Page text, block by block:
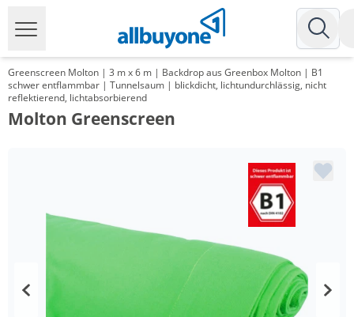
Greenscreen Molton | 3 m x 6 m | Backdrop aus Greenbox Molton | B1
schwer entflammbar | Tunnelsaum | blickdicht, lichtundurchlässig, nicht
reflektierend, lichtabsorbierend
Molton Greenscreen